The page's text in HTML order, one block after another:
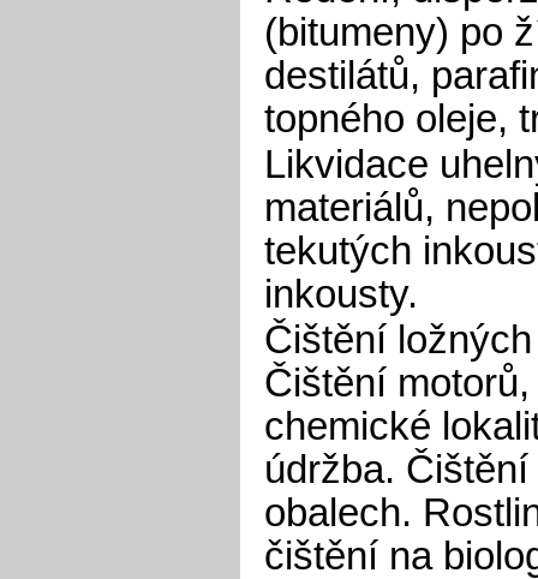
(bitumeny) po
destilátů,
topného oleje,
Likvidace
materiálů,
tekutých
inkousty.
Čištění
Čištění
chemické
údržba.
obalech.
čištění na